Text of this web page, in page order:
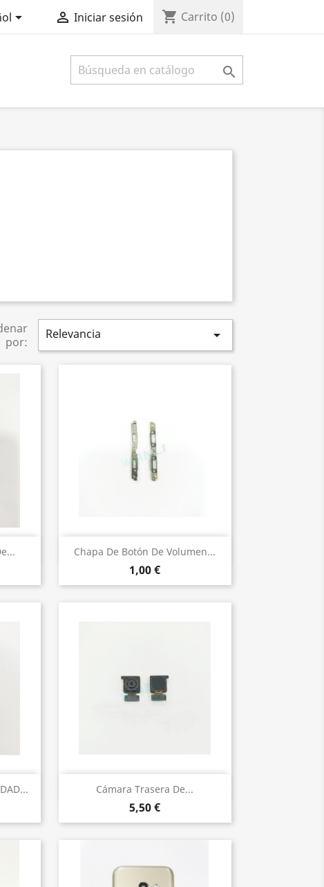
  Iniciar sesión shopping_cart Carrito (0)

por:
Relevancia 
Chapa De Botón De Volumen...
1,00 €
 Vista rápida
Cámara Trasera De...
5,50 €
Vista rápida